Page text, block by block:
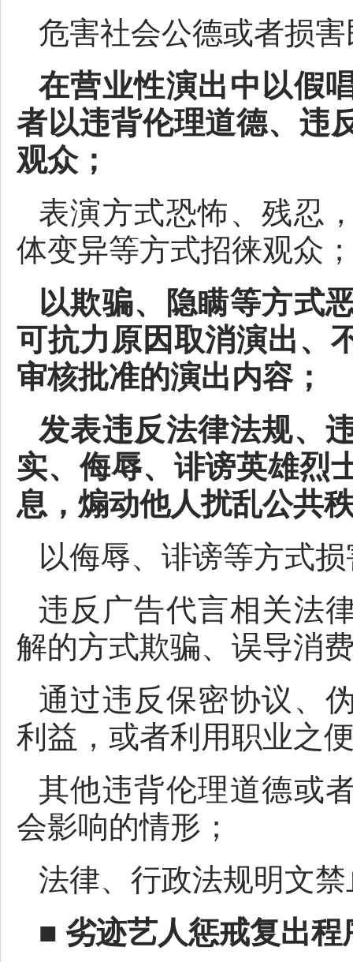
危害社会公德或者损
在营业性演出中以假
者以违背伦理道德、违
观众；
表演方式恐怖、残忍
体变异等方式招徕观众
以欺骗、隐瞒等方式
可抗力原因取消演出、
审核批准的演出内容；
发表违反法律法规、
实、侮辱、诽谤英雄烈
息，煽动他人扰乱公共
以侮辱、诽谤等方式
违反广告代言相关法
解的方式欺骗、误导消
通过违反保密协议、
利益，或者利用职业之
其他违背伦理道德或
会影响的情形；
法律、行政法规明文
■ 劣迹艺人惩戒复出